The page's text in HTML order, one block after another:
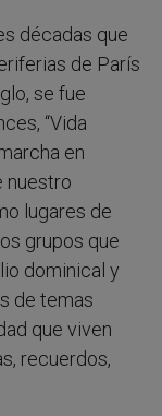
décadas que
de París
se fue
“Vida
en
nuestro
lugares de
grupos que
dominical y
de temas
que viven
recuerdos,